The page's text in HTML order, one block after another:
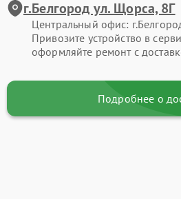
г.Белгород ул. Щорса, 8Г
Центральный офис:
Привозите устройство в
оформляйте ремонт с
Подробнее о